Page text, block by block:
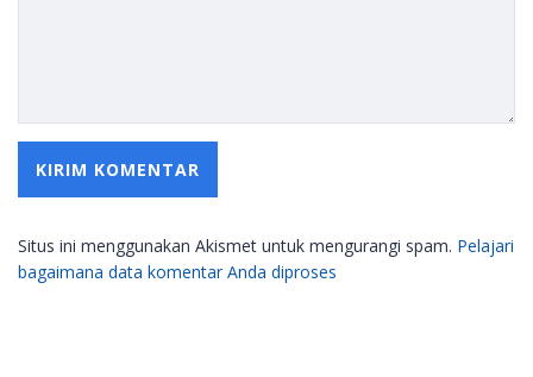
Situs ini menggunakan Akismet untuk mengurangi spam. Pelajari
bagaimana data komentar Anda diproses